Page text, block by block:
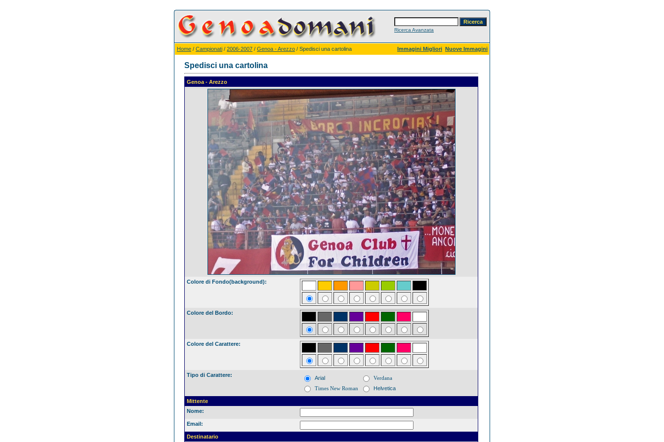
Ricerca Avanzata
Home / Campionati / 2006-2007 / Genoa - Arezzo / Spedisci una cartolina Immagini Migliori Nuove Immagini
Spedisci una cartolina
Genoa - Arezzo
Colore di Fondo(background):
Colore del Bordo:
Colore del Carattere:
Tipo di Carattere: Arial
Verdana
Times New Roman
Helvetica
Mittente
Nome:
Email:
Destinatario